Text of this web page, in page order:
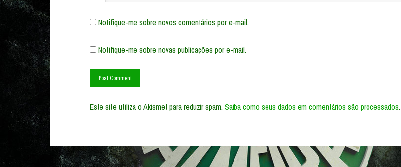
Notifique-me sobre novos comentários por e-mail.
Notifique-me sobre novas publicações por e-mail.
Este site utiliza o Akismet para reduzir spam.Saiba como seus dados em comentários são processados.